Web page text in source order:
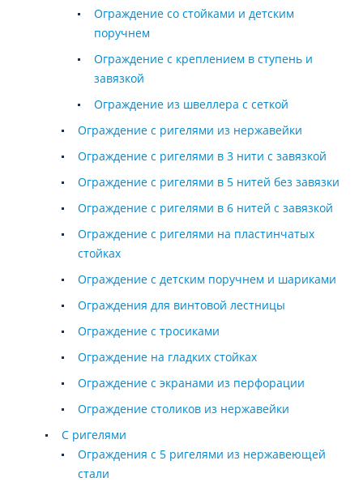
Ограждение со стойками и детским
поручнем
Ограждение с креплением в ступень и
завязкой
Ограждение из швеллера с сеткой
Ограждение с ригелями из нержавейки
Ограждение с ригелями в 3 нити с завязкой
Ограждение с ригелями в 5 нитей без завязки
Ограждение с ригелями в 6 нитей с завязкой
Ограждение с ригелями на пластинчатых
стойках
Ограждение с детским поручнем и шариками
Ограждения для винтовой лестницы
Ограждение с тросиками
Ограждение на гладких стойках
Ограждение с экранами из перфорации
Ограждение столиков из нержавейки
С ригелями
Ограждения с 5 ригелями из нержавеющей
стали